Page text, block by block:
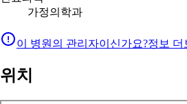
가정의학과
이 병원의 관리자이신가요?정보 더
위치